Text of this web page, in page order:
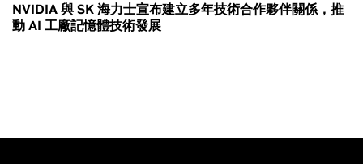
NVIDIA 與 SK 海力士宣布建立多年技術合作夥伴關係，推
動 AI 工廠記憶體技術發展